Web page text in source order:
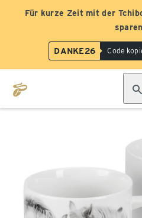
Für kurze Zeit mit der
DANKE26 Code